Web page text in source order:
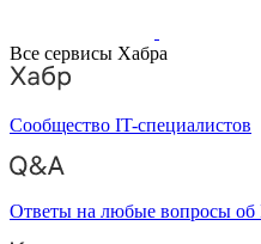
Все сервисы Хабра
Сообщество IT-специалистов
Ответы на любые вопросы об